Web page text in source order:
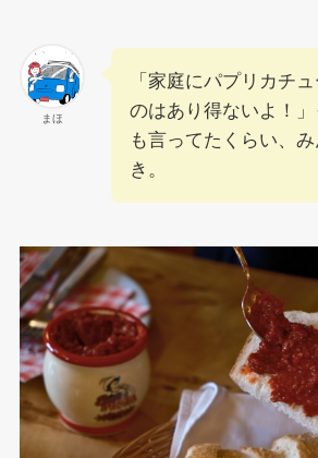
まほ
「家庭にパプリカチ
のはあり得ないよ！
も言ってたくらい、
き。